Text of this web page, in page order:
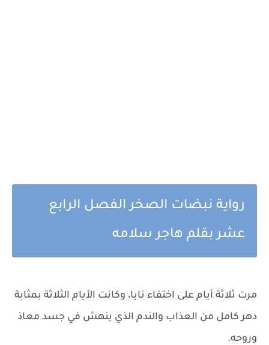
رواية نبضات الصخر الفصل الرابع
عشر بقلم هاجر سلامه
مرت ثلاثة أيام على اختفاء نايا، وكانت الأيام الثلاثة بمثابة
دهر كامل من العذاب والندم الذي ينهش في جسد معاذ
وروحه.